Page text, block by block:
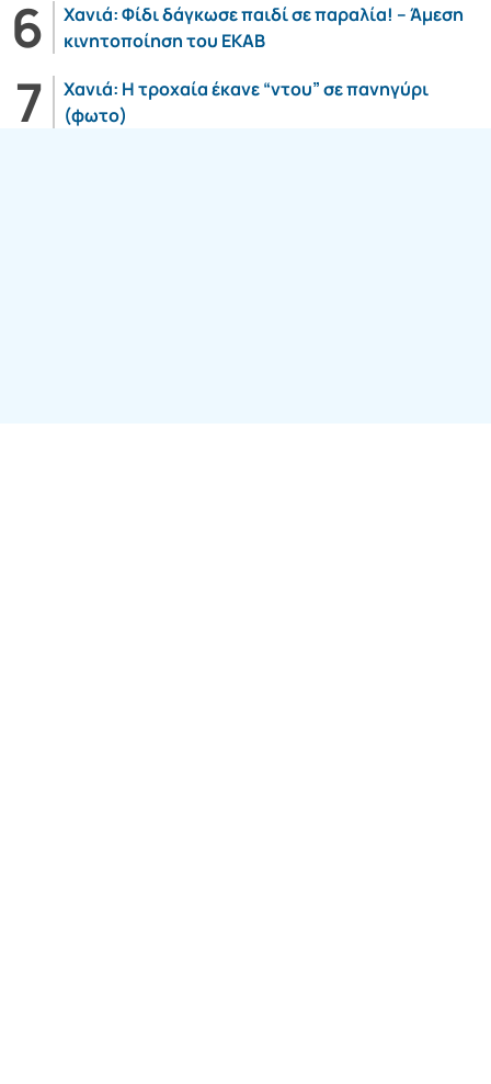
Χανιά: Φίδι δάγκωσε παιδί σε παραλία! – Άμεση
κινητοποίηση του ΕΚΑΒ
Χανιά: Η τροχαία έκανε “ντου” σε πανηγύρι
(φωτο)